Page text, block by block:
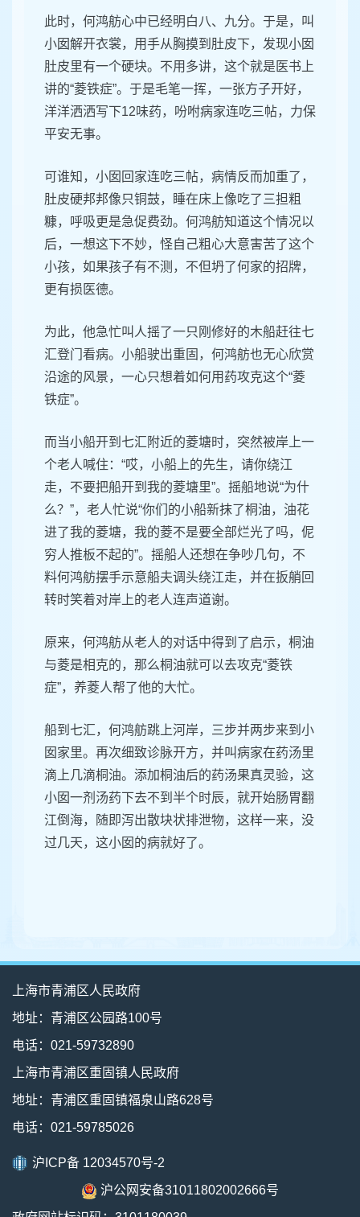
此时，何鸿舫心中已经明白八、九分。于是，叫
小囡解开衣裳，用手从胸摸到肚皮下，发现小囡
肚皮里有一个硬块。不用多讲，这个就是医书上
讲的“菱铁症”。于是毛笔一挥，一张方子开好，
洋洋洒洒写下12味药，吩咐病家连吃三帖，力保
平安无事。
可谁知，小囡回家连吃三帖，病情反而加重了，
肚皮硬邦邦像只铜鼓，睡在床上像吃了三担粗
糠，呼吸更是急促费劲。何鸿舫知道这个情况以
后，一想这下不妙，怪自己粗心大意害苦了这个
小孩，如果孩子有不测，不但坍了何家的招牌，
更有损医德。
为此，他急忙叫人摇了一只刚修好的木船赶往七
汇登门看病。小船驶出重固，何鸿舫也无心欣赏
沿途的风景，一心只想着如何用药攻克这个“菱
铁症”。
而当小船开到七汇附近的菱塘时，突然被岸上一
个老人喊住：“哎，小船上的先生，请你绕江
走，不要把船开到我的菱塘里”。摇船地说“为什
么？”，老人忙说“你们的小船新抹了桐油，油花
进了我的菱塘，我的菱不是要全部烂光了吗，伲
穷人推板不起的”。摇船人还想在争吵几句，不
料何鸿舫摆手示意船夫调头绕江走，并在扳艄回
转时笑着对岸上的老人连声道谢。
原来，何鸿舫从老人的对话中得到了启示，桐油
与菱是相克的，那么桐油就可以去攻克“菱铁
症”，养菱人帮了他的大忙。
船到七汇，何鸿舫跳上河岸，三步并两步来到小
囡家里。再次细致诊脉开方，并叫病家在药汤里
滴上几滴桐油。添加桐油后的药汤果真灵验，这
小囡一剂汤药下去不到半个时辰，就开始肠胃翻
江倒海，随即泻出散块状排泄物，这样一来，没
过几天，这小囡的病就好了。
上海市青浦区人民政府
地址：青浦区公园路100号
电话：021-59732890
上海市青浦区重固镇人民政府
地址：青浦区重固镇福泉山路628号
电话：021-59785026
沪ICP备 12034570号-2
沪公网安备31011802002666号